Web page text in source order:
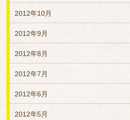
2012年10月
2012年9月
2012年8月
2012年7月
2012年6月
2012年5月